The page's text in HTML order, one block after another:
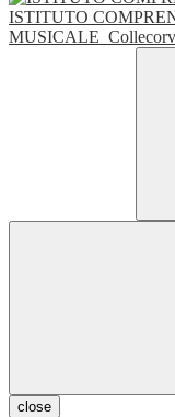
ISTITUTO
MUSICALE
close